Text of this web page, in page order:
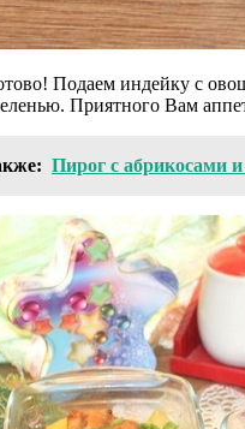
Подаем индейку с
Приятного Вам
Пирог с абрикосами